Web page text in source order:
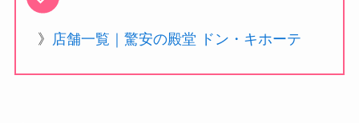
》 店舗一覧｜驚安の殿堂 ドン・キホーテ